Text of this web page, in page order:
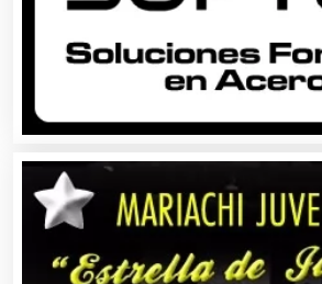
Aluminio
Análisis Clínicos